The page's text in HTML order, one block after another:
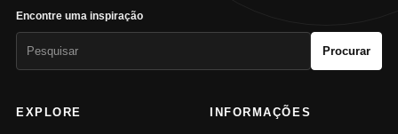
Encontre uma inspiração
Procurar
EXPLORE INFORMAÇÕES